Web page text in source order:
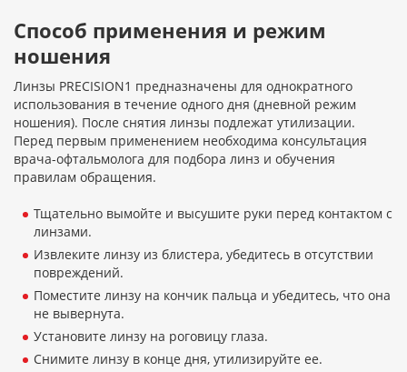
Способ применения и режим
ношения
Линзы PRECISION1 предназначены для однократного
использования в течение одного дня (дневной режим
ношения). После снятия линзы подлежат утилизации.
Перед первым применением необходима консультация
врача-офтальмолога для подбора линз и обучения
правилам обращения.
Тщательно вымойте и высушите руки перед контактом с
линзами.
Извлеките линзу из блистера, убедитесь в отсутствии
повреждений.
Поместите линзу на кончик пальца и убедитесь, что она
не вывернута.
Установите линзу на роговицу глаза.
Снимите линзу в конце дня, утилизируйте ее.